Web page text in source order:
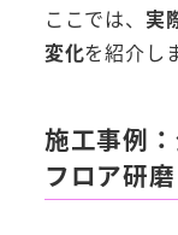
ここでは、 実
変化を紹介し
施工事例
フロア研磨